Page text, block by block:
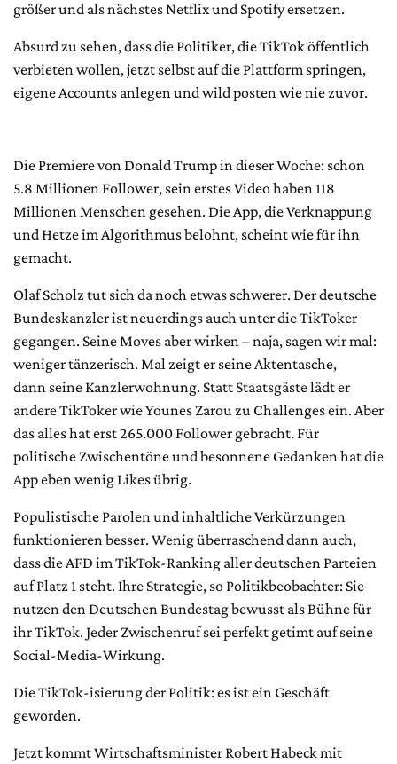
größer und als nächstes Netflix und Spotify ersetzen.
Absurd zu sehen, dass die Politiker, die TikTok öffentlich
verbieten wollen, jetzt selbst auf die Plattform springen,
eigene Accounts anlegen und wild posten wie nie zuvor.
Die Premiere von Donald Trump in dieser Woche: schon
5.8 Millionen Follower, sein erstes Video haben 118
Millionen Menschen gesehen. Die App, die Verknappung
und Hetze im Algorithmus belohnt, scheint wie für ihn
gemacht.
Olaf Scholz tut sich da noch etwas schwerer. Der deutsche
Bundeskanzler ist neuerdings auch unter die TikToker
gegangen. Seine Moves aber wirken – naja, sagen wir mal:
weniger tänzerisch. Mal zeigt er seine Aktentasche,
dann seine Kanzlerwohnung. Statt Staatsgäste lädt er
andere TikToker wie Younes Zarou zu Challenges ein. Aber
das alles hat erst 265.000 Follower gebracht. Für
politische Zwischentöne und besonnene Gedanken hat die
App eben wenig Likes übrig.
Populistische Parolen und inhaltliche Verkürzungen
funktionieren besser. Wenig überraschend dann auch,
dass die AFD im TikTok-Ranking aller deutschen Parteien
auf Platz 1 steht. Ihre Strategie, so Politikbeobachter: Sie
nutzen den Deutschen Bundestag bewusst als Bühne für
ihr TikTok. Jeder Zwischenruf sei perfekt getimt auf seine
Social-Media-Wirkung.
Die TikTok-isierung der Politik: es ist ein Geschäft
geworden.
Jetzt kommt Wirtschaftsminister Robert Habeck mit